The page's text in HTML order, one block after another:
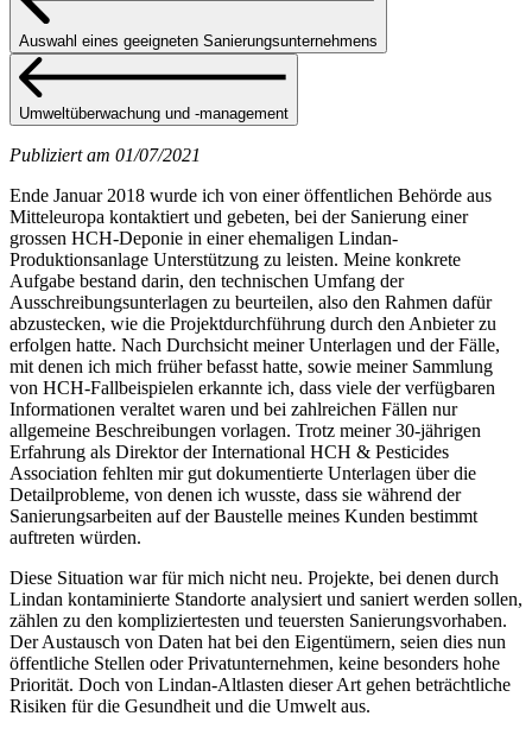
Auswahl eines geeigneten Sanierungsunternehmens
Umweltüberwachung und -management
Publiziert am 01/07/2021
Ende Januar 2018 wurde ich von einer öffentlichen Behörde aus
Mitteleuropa kontaktiert und gebeten, bei der Sanierung einer
grossen HCH-Deponie in einer ehemaligen Lindan-
Produktionsanlage Unterstützung zu leisten. Meine konkrete
Aufgabe bestand darin, den technischen Umfang der
Ausschreibungsunterlagen zu beurteilen, also den Rahmen dafür
abzustecken, wie die Projektdurchführung durch den Anbieter zu
erfolgen hatte. Nach Durchsicht meiner Unterlagen und der Fälle,
mit denen ich mich früher befasst hatte, sowie meiner Sammlung
von HCH-Fallbeispielen erkannte ich, dass viele der verfügbaren
Informationen veraltet waren und bei zahlreichen Fällen nur
allgemeine Beschreibungen vorlagen. Trotz meiner 30-jährigen
Erfahrung als Direktor der International HCH & Pesticides
Association fehlten mir gut dokumentierte Unterlagen über die
Detailprobleme, von denen ich wusste, dass sie während der
Sanierungsarbeiten auf der Baustelle meines Kunden bestimmt
auftreten würden.
Diese Situation war für mich nicht neu. Projekte, bei denen durch
Lindan kontaminierte Standorte analysiert und saniert werden sollen,
zählen zu den kompliziertesten und teuersten Sanierungsvorhaben.
Der Austausch von Daten hat bei den Eigentümern, seien dies nun
öffentliche Stellen oder Privatunternehmen, keine besonders hohe
Priorität. Doch von Lindan-Altlasten dieser Art gehen beträchtliche
Risiken für die Gesundheit und die Umwelt aus.